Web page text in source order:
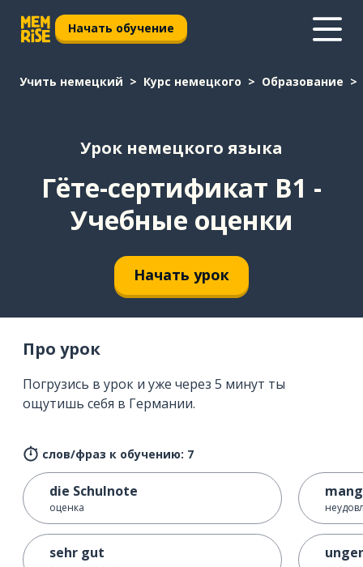
Начать обучение
Учить немецкий Курс немецкого Образование
Урок немецкого языка
Гёте-сертификат B1 -
Учебные оценки
Начать урок
Про урок
Погрузись в урок и уже через 5 минут ты
ощутишь себя в Германии.
слов/фраз к обучению: 7
die Schulnote
оценка
sehr gut